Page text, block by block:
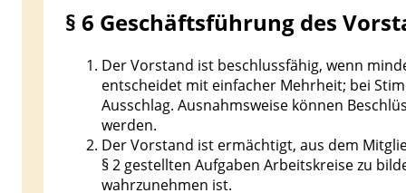
§ 6 Geschäftsführung des
Der Vorstand ist beschlussfähig, wenn
entscheidet mit einfacher Mehrheit; bei
Ausschlag. Ausnahmsweise können
werden.
Der Vorstand ist ermächtigt, aus dem
§ 2 gestellten Aufgaben Arbeitskreise zu
wahrzunehmen ist.